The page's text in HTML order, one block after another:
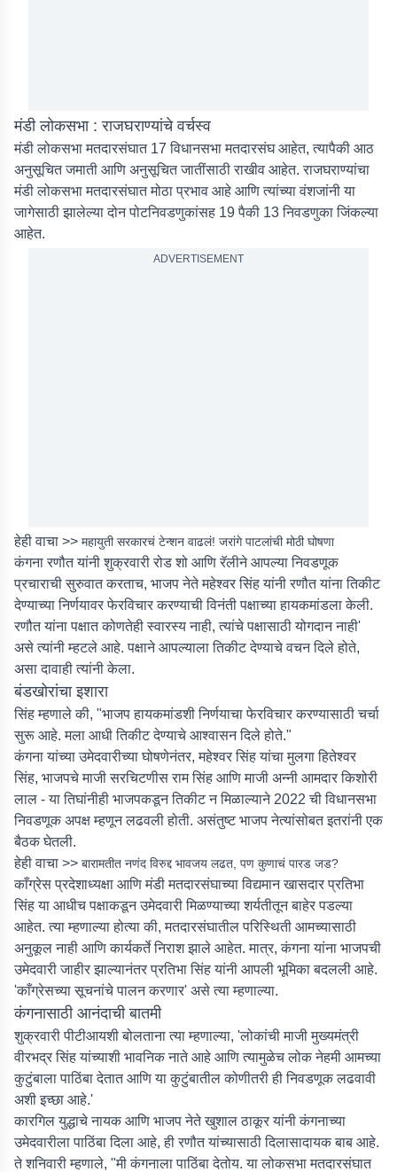
मंडी लोकसभा : राजघराण्यांचे वर्चस्व
मंडी लोकसभा मतदारसंघात 17 विधानसभा मतदारसंघ आहेत, त्यापैकी आठ
अनुसूचित जमाती आणि अनुसूचित जातींसाठी राखीव आहेत. राजघराण्यांचा
मंडी लोकसभा मतदारसंघात मोठा प्रभाव आहे आणि त्यांच्या वंशजांनी या
जागेसाठी झालेल्या दोन पोटनिवडणुकांसह 19 पैकी 13 निवडणुका जिंकल्या
आहेत.
ADVERTISEMENT
हेही वाचा >> महायुती सरकारचं टेन्शन वाढलं! जरांगे पाटलांची मोठी घोषणा
कंगना रणौत यांनी शुक्रवारी रोड शो आणि रॅलीने आपल्या निवडणूक
प्रचाराची सुरुवात करताच, भाजप नेते महेश्वर सिंह यांनी रणौत यांना तिकीट
देण्याच्या निर्णयावर फेरविचार करण्याची विनंती पक्षाच्या हायकमांडला केली.
रणौत यांना पक्षात कोणतेही स्वारस्य नाही, त्यांचे पक्षासाठी योगदान नाही'
असे त्यांनी म्हटले आहे. पक्षाने आपल्याला तिकीट देण्याचे वचन दिले होते,
असा दावाही त्यांनी केला.
बंडखोरांचा इशारा
सिंह म्हणाले की, "भाजप हायकमांडशी निर्णयाचा फेरविचार करण्यासाठी चर्चा
सुरू आहे. मला आधी तिकीट देण्याचे आश्वासन दिले होते."
कंगना यांच्या उमेदवारीच्या घोषणेनंतर, महेश्वर सिंह यांचा मुलगा हितेश्वर
सिंह, भाजपचे माजी सरचिटणीस राम सिंह आणि माजी अन्नी आमदार किशोरी
लाल - या तिघांनीही भाजपकडून तिकीट न मिळाल्याने 2022 ची विधानसभा
निवडणूक अपक्ष म्हणून लढवली होती. असंतुष्ट भाजप नेत्यांसोबत इतरांनी एक
बैठक घेतली.
हेही वाचा >> बारामतीत नणंद विरुद्द भावजय लढत, पण कुणाचं पारड जड?
काँग्रेस प्रदेशाध्यक्षा आणि मंडी मतदारसंघाच्या विद्यमान खासदार प्रतिभा
सिंह या आधीच पक्षाकडून उमेदवारी मिळण्याच्या शर्यतीतून बाहेर पडल्या
आहेत. त्या म्हणाल्या होत्या की, मतदारसंघातील परिस्थिती आमच्यासाठी
अनुकूल नाही आणि कार्यकर्ते निराश झाले आहेत. मात्र, कंगना यांना भाजपची
उमेदवारी जाहीर झाल्यानंतर प्रतिभा सिंह यांनी आपली भूमिका बदलली आहे.
'काँग्रेसच्या सूचनांचे पालन करणार' असे त्या म्हणाल्या.
कंगनासाठी आनंदाची बातमी
शुक्रवारी पीटीआयशी बोलताना त्या म्हणाल्या, 'लोकांची माजी मुख्यमंत्री
वीरभद्र सिंह यांच्याशी भावनिक नाते आहे आणि त्यामुळेच लोक नेहमी आमच्या
कुटुंबाला पाठिंबा देतात आणि या कुटुंबातील कोणीतरी ही निवडणूक लढवावी
अशी इच्छा आहे.'
कारगिल युद्धाचे नायक आणि भाजप नेते खुशाल ठाकूर यांनी कंगनाच्या
उमेदवारीला पाठिंबा दिला आहे, ही रणौत यांच्यासाठी दिलासादायक बाब आहे.
ते शनिवारी म्हणाले, "मी कंगनाला पाठिंबा देतोय. या लोकसभा मतदारसंघात